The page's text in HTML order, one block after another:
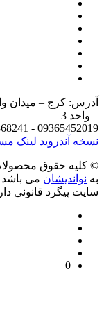
– واحد 3
09365452019 - 09124868241 - 02632741138
نسخه آندروید لینک
© کليه حقوق
به نواندیشان می باشد
سایت پیگرد قانونی
0